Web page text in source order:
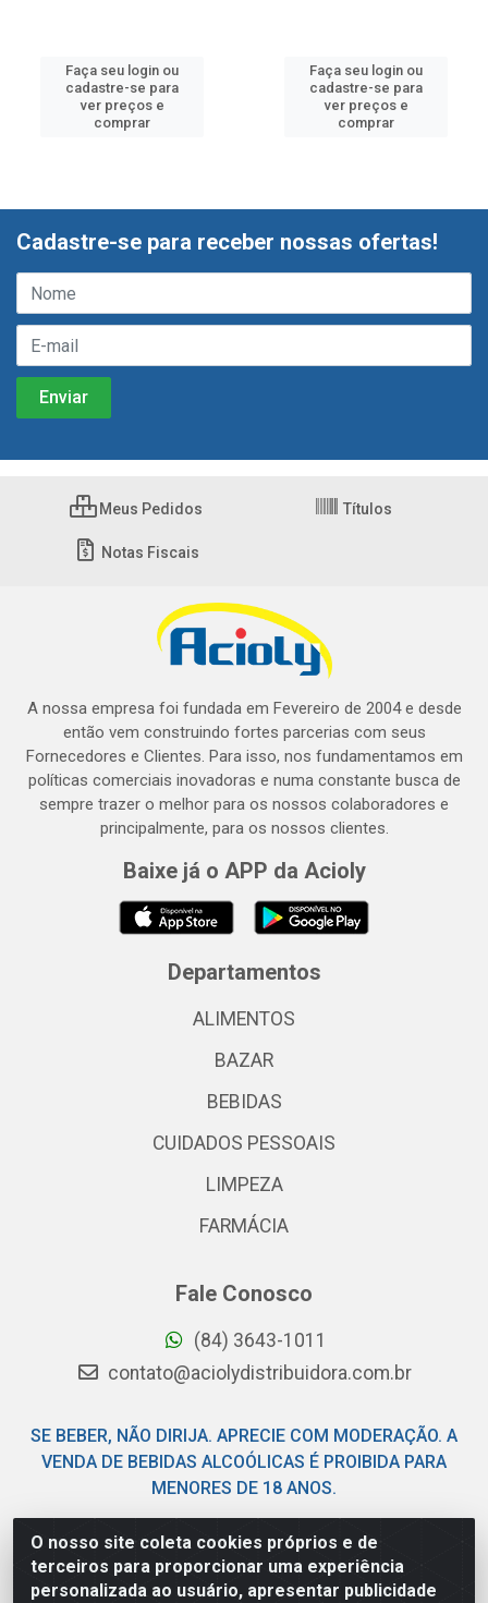
Faça seu login ou
cadastre-se para
ver preços e
comprar
Faça seu login ou
cadastre-se para
ver preços e
comprar
O nosso site coleta cookies próprios e de
terceiros para proporcionar uma experiência
personalizada ao usuário, apresentar publicidade
Cadastre-se para receber nossas ofertas!
Meus Pedidos Títulos
Notas Fiscais
A nossa empresa foi fundada em Fevereiro de 2004 e desde
então vem construindo fortes parcerias com seus
Fornecedores e Clientes. Para isso, nos fundamentamos em
políticas comerciais inovadoras e numa constante busca de
sempre trazer o melhor para os nossos colaboradores e
principalmente, para os nossos clientes.
Baixe já o APP da Acioly
Departamentos
ALIMENTOS
BAZAR
BEBIDAS
CUIDADOS PESSOAIS
LIMPEZA
FARMÁCIA
Fale Conosco
(84) 3643-1011
contato@aciolydistribuidora.com.br
SE BEBER, NÃO DIRIJA. APRECIE COM MODERAÇÃO. A
VENDA DE BEBIDAS ALCOÓLICAS É PROIBIDA PARA
MENORES DE 18 ANOS.
Acioly Distribuidora - Av Piloto Pereira Tim - Parque de
Exposições - Parnamirim/RN - CEP 59146-480 - CNPJ